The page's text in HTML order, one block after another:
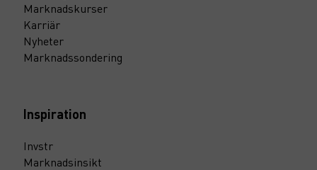
Marknadskurser
Karriär
Nyheter
Marknadssondering
Inspiration
Invstr
Marknadsinsikt